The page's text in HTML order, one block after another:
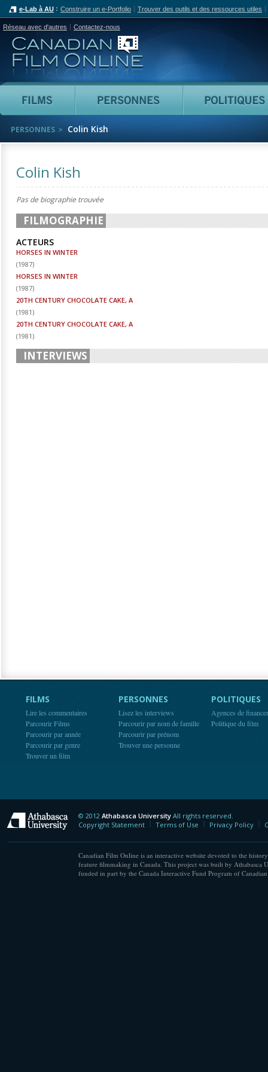
e-Lab à AU Construire un e-Portfolio Trouver des outils et des ressources utiles
Réseau avec d'autres Contactez-nous
Canadian Film Online
Films Personnes
PERSONNES Colin Kish
Colin Kish
Pas de biographie trouvée
FILMOGRAPHIE
ACTEURS
HORSES IN WINTER
(1987)
HORSES IN WINTER
(1987)
20TH CENTURY CHOCOLATE CAKE, A
(1981)
20TH CENTURY CHOCOLATE CAKE, A
(1981)
INTERVIEWS
FILMS
Lire les commentaires
Parcourir Films
Parcourir par année
Parcourir par genre
Trouver un film
PERSONNES
Lisez les interviews
Parcourir par nom de famille
Parcourir par prénom
Trouver une personne
POLITIQUES
Agences de
Politique du film
Athabasca University
© 2012 Athabasca University All rights reserved.
Copyright Statement
Terms of Use Privacy Policy
Canadian Film Online is an interactive website devoted to the
feature filmmaking in Canada. This project was built by Athabasca
funded in part by the Canada Interactive Fund Program of